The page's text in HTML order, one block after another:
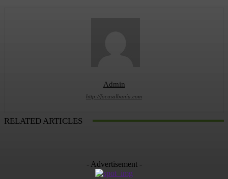
Admin
http://focusalbania.com
RELATED ARTICLES
- Advertisement -